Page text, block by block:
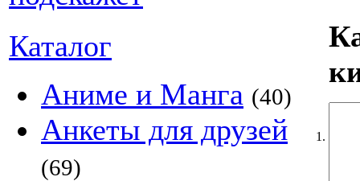
Каталог
Аниме и Манга (40)
Анкеты для друзей
(69)
1.